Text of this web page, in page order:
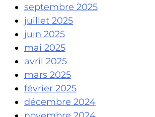
septembre 2025
juillet 2025
juin 2025
mai 2025
avril 2025
mars 2025
février 2025
décembre 2024